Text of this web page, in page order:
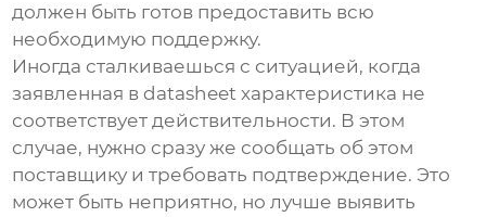
должен быть готов предоставить всю
необходимую поддержку.
Иногда сталкиваешься с ситуацией, когда
заявленная в datasheet характеристика не
соответствует действительности. В этом
случае, нужно сразу же сообщать об этом
поставщику и требовать подтверждение. Это
может быть неприятно, но лучше выявить